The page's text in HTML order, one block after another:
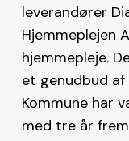
leverandører
Hjemmeplejen
hjemmepleje.
et genudbud af
Kommune har
med tre år